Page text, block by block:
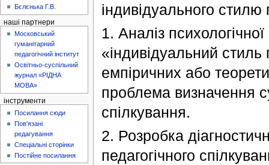
індивідуального стилю
1. Аналіз
«індивідуальний стиль
емпіричних або
проблема визначення
спілкування.
2. Розробка
педагогічного
Бєлєнька Г.В.
наші партнери
Московський
гуманітарний
педагогічний інститут
Освітньо-суспільний
журнал «РІДНА
МОВА»
інструменти
Посилання сюди
Пов'язані
редагування
Спеціальні сторінки
Постійне посилання